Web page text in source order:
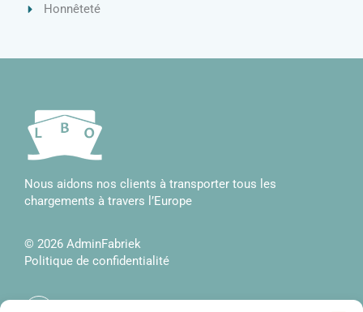
Honnêteté
Nous aidons nos clients à transporter tous les
chargements à travers l’Europe
© 2026 AdminFabriek
Politique de confidentialité
F